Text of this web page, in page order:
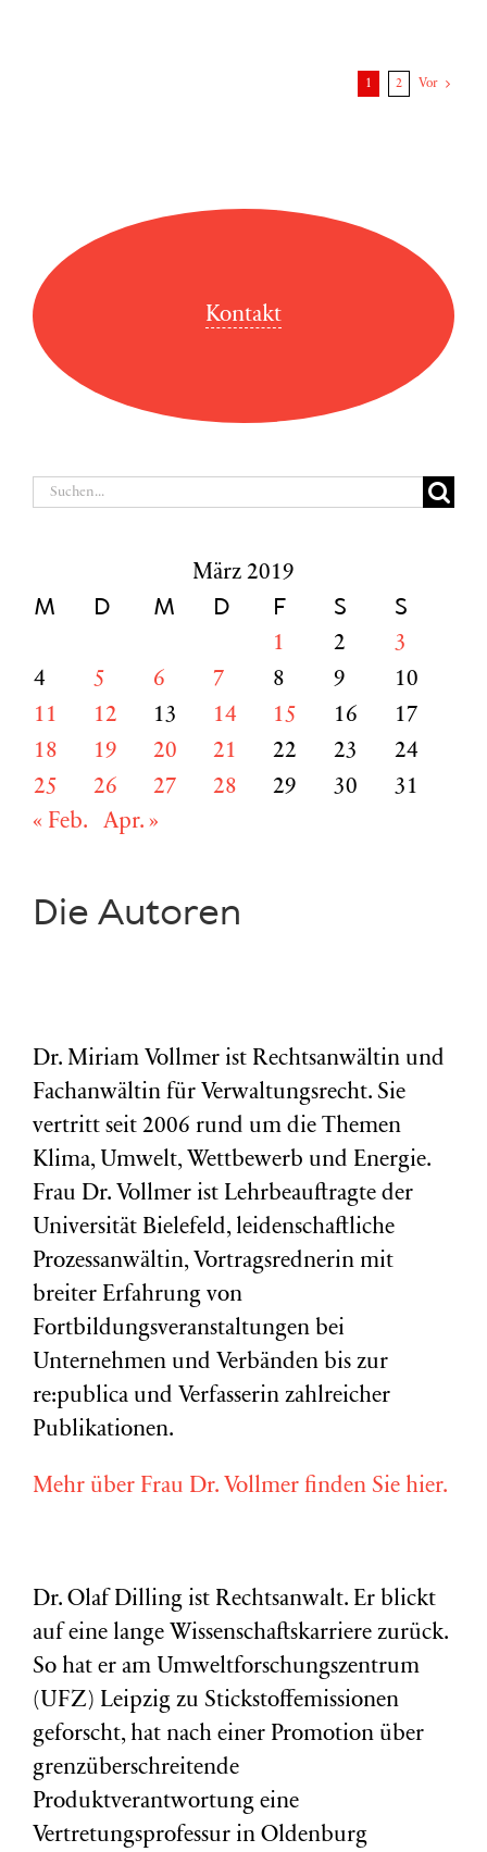
1 2 Vor
Kontakt
Suche
März 2019
M D M D F S S
1 2
3
4
5 6 7 8 9
10
11
12 13 14 15 16
17
18
19 20 21 22 23
24
25
26 27 28 29 30
31
« Feb.
Apr. »
Die Autoren
Dr. Miriam Vollmer ist Rechtsanwältin und
Fachanwältin für Verwaltungsrecht. Sie
vertritt seit 2006 rund um die Themen
Klima, Umwelt, Wettbewerb und Energie.
Frau Dr. Vollmer ist Lehrbeauftragte der
Universität Bielefeld, leidenschaftliche
Prozessanwältin, Vortragsrednerin mit
breiter Erfahrung von
Fortbildungsveranstaltungen bei
Unternehmen und Verbänden bis zur
re:publica und Verfasserin zahlreicher
Publikationen.
Mehr über Frau Dr. Vollmer finden Sie hier.
Dr. Olaf Dilling ist Rechtsanwalt. Er blickt
auf eine lange Wissenschaftskarriere zurück.
So hat er am Umweltforschungszentrum
(UFZ) Leipzig zu Stickstoffemissionen
geforscht, hat nach einer Promotion über
grenzüberschreitende
Produktverantwortung eine
Vertretungsprofessur in Oldenburg